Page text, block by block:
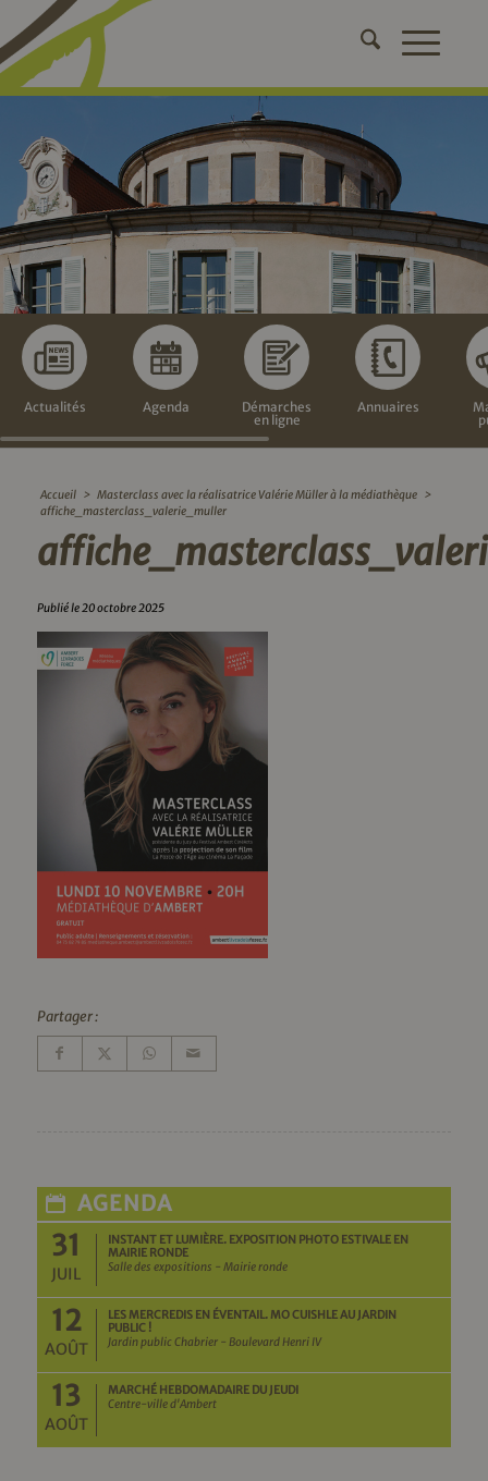
Actualités Agenda
Démarches
en ligne
Annuaires
Accueil > Masterclass avec la réalisatrice Valérie Müller à la médiathèque >
affiche_masterclass_valerie_muller
Publié le 20 octobre 2025
Partager :
AGENDA
31
JUIL
INSTANT ET LUMIÈRE. EXPOSITION PHOTO ESTIVALE EN
MAIRIE RONDE
Salle des expositions - Mairie ronde
12
AOÛT
LES MERCREDIS EN ÉVENTAIL. MO CUISHLE AU JARDIN
PUBLIC !
Jardin public Chabrier - Boulevard Henri IV
13
AOÛT
MARCHÉ HEBDOMADAIRE DU JEUDI
Centre-ville d'Ambert